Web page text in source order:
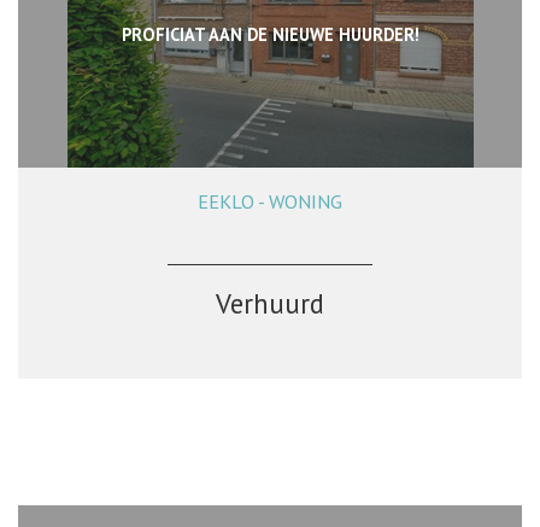
PROFICIAT AAN DE NIEUWE HUURDER!
165 m² 4
EEKLO - WONING
Verhuurd